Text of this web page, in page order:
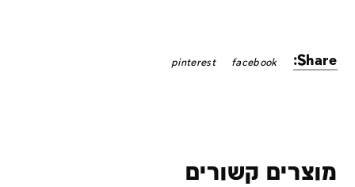
Share:
facebook
pinterest
מוצרים קשורים